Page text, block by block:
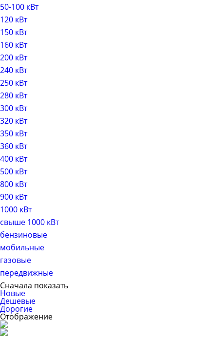
50-100 кВт
120 кВт
150 кВт
160 кВт
200 кВт
240 кВт
250 кВт
280 кВт
300 кВт
320 кВт
350 кВт
360 кВт
400 кВт
500 кВт
800 кВт
900 кВт
1000 кВт
свыше 1000 кВт
бензиновые
мобильные
газовые
передвижные
Сначала показать
Новые
Дешевые
Дорогие
Отображение